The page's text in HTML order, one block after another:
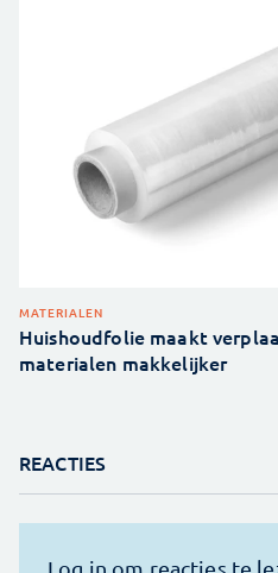
MATERIALEN
Huishoudfolie maakt
materialen makkelijker
REACTIES